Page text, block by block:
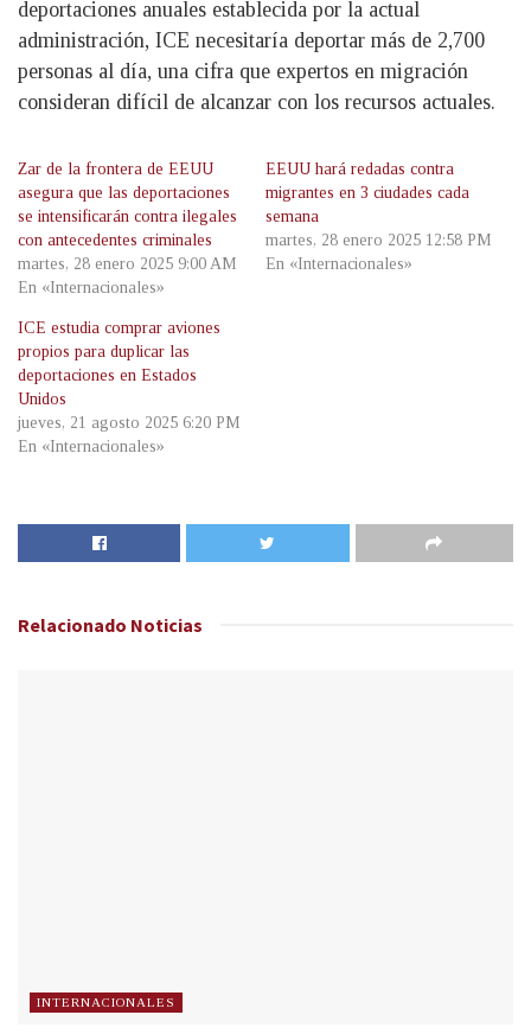
deportaciones anuales establecida por la actual
administración, ICE necesitaría deportar más de 2,700
personas al día, una cifra que expertos en migración
consideran difícil de alcanzar con los recursos actuales.
Zar de la frontera de EEUU
asegura que las deportaciones
se intensificarán contra ilegales
con antecedentes criminales
martes, 28 enero 2025 9:00 AM
En «Internacionales»
EEUU hará redadas contra
migrantes en 3 ciudades cada
semana
martes, 28 enero 2025 12:58 PM
En «Internacionales»
ICE estudia comprar aviones
propios para duplicar las
deportaciones en Estados
Unidos
jueves, 21 agosto 2025 6:20 PM
En «Internacionales»
Relacionado Noticias
INTERNACIONALES